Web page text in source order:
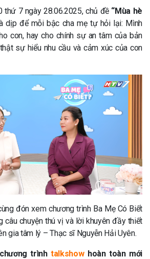
thứ 7 ngày 28.06.2025, chủ đề “Mùa hè
dịp để mỗi bậc cha mẹ tự hỏi lại: Mình
con, hay cho chính sự an tâm của bản
sự hiểu nhu cầu và cảm xúc của con
đón xem chương trình Ba Mẹ Có Biết
câu chuyện thú vị và lời khuyên đầy thiết
gia tâm lý – Thạc sĩ Nguyễn Hải Uyên.
trìnhtalkshowhoàn toàn mới